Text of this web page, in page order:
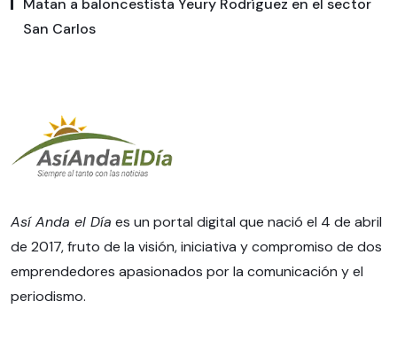
San Carlos
Así Anda el Día es un portal digital que nació el 4 de abril
de 2017, fruto de la visión, iniciativa y compromiso de dos
emprendedores apasionados por la comunicación y el
periodismo.